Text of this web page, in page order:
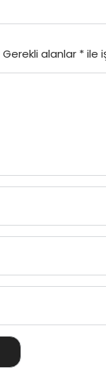
Gerekli alanlar *ile